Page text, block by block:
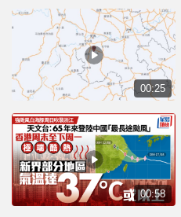
00:25
00:58